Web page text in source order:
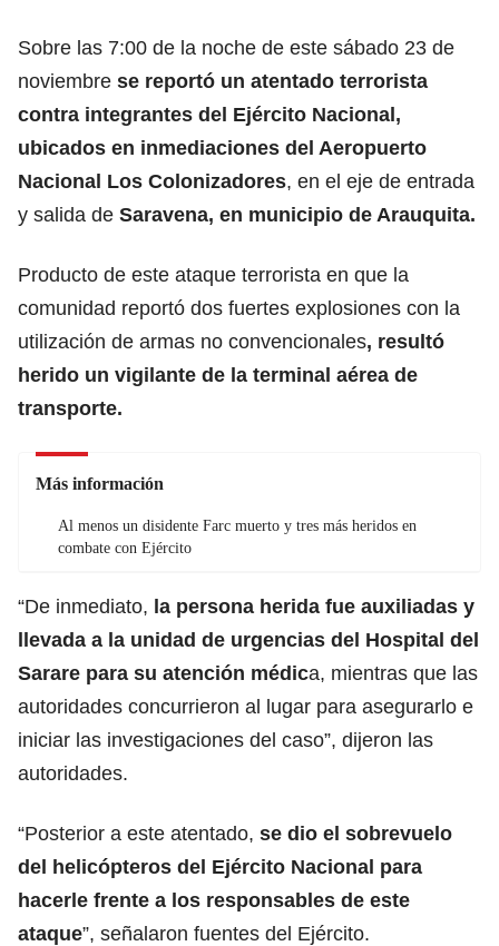
Sobre las 7:00 de la noche de este sábado 23 de
noviembre se reportó un atentado terrorista
contra integrantes del Ejército Nacional,
ubicados en inmediaciones del Aeropuerto
Nacional Los Colonizadores, en el eje de entrada
y salida de Saravena, en municipio de Arauquita.
Producto de este ataque terrorista en que la
comunidad reportó dos fuertes explosiones con la
utilización de armas no convencionales, resultó
herido un vigilante de la terminal aérea de
transporte.
Más información
Al menos un disidente Farc muerto y tres más heridos en
combate con Ejército
“De inmediato, la persona herida fue auxiliadas y
llevada a la unidad de urgencias del Hospital del
Sarare para su atención médica, mientras que las
autoridades concurrieron al lugar para asegurarlo e
iniciar las investigaciones del caso”, dijeron las
autoridades.
“Posterior a este atentado, se dio el sobrevuelo
del helicópteros del Ejército Nacional para
hacerle frente a los responsables de este
ataque”, señalaron fuentes del Ejército.